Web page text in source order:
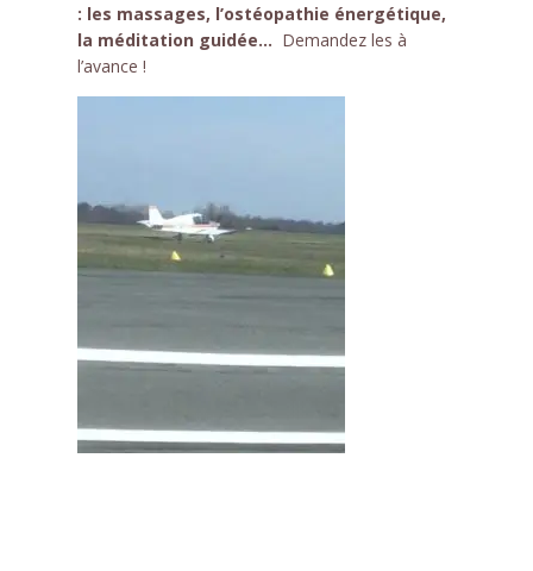
: les massages, l’ostéopathie énergétique,
la méditation guidée… Demandez les à
l’avance !